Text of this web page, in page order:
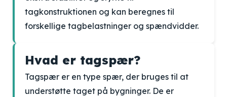
tagkonstruktionen og kan beregnes til
forskellige tagbelastninger og spændvidder.
Hvad er tagspær?
Tagspær er en type spær, der bruges til at
understøtte taget på bygninger. De er